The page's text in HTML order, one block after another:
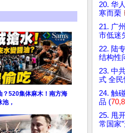
？520集体麻木！南方海
，
20. 华
寒而栗
21. 广
市低迷
22. 陆
结构性
23. 中
式 全民
24. 触
品 (
25. 甩
常国家